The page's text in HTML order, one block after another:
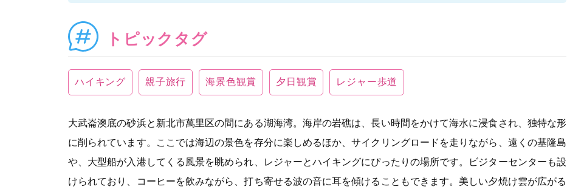
トピックタグ
ハイキング 親子旅行 海景色観賞 夕日観賞 レジャー歩道
大武崙澳底の砂浜と新北市萬里区の間にある湖海湾。海岸の岩礁は、長い時間をかけて海水に浸食され、独特な形
に削られています。ここでは海辺の景色を存分に楽しめるほか、サイクリングロードを走りながら、遠くの基隆島
や、大型船が入港してくる風景を眺められ、レジャーとハイキングにぴったりの場所です。ビジターセンターも設
けられており、コーヒーを飲みながら、打ち寄せる波の音に耳を傾けることもできます。美しい夕焼け雲が広がる